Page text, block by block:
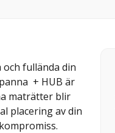
fullända din
+ HUB är
maträtter blir
placering av din